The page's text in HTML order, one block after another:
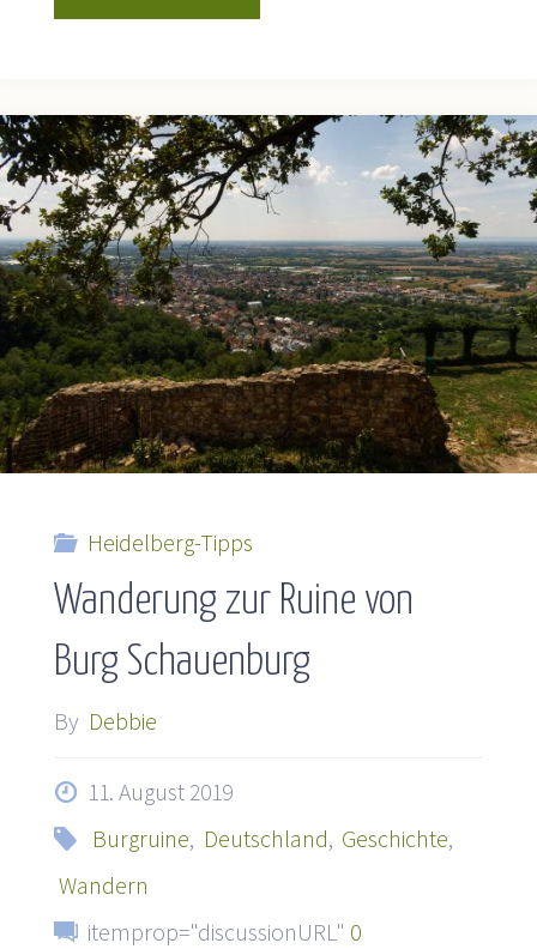
Das
Ladenburger
Maislabyrinth
:D"
Heidelberg-Tipps
Wanderung zur Ruine von
Burg Schauenburg
By Debbie
11. August 2019
Burgruine, Deutschland, Geschichte,
Wandern
itemprop="discussionURL" 0